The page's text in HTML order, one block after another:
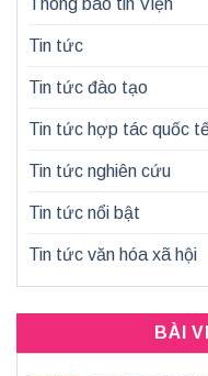
Thông báo tin Viện
Tin tức
Tin tức đào tạo
Tin tức hợp tác quốc
Tin tức nghiên cứu
Tin tức nổi bật
Tin tức văn hóa xã hội
BÀI